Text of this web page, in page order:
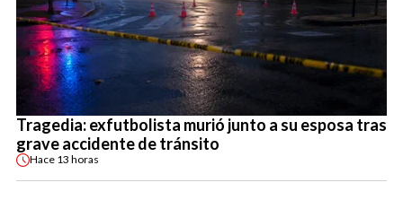
Tragedia: exfutbolista murió junto a su esposa tras
grave accidente de tránsito
Hace 13 horas